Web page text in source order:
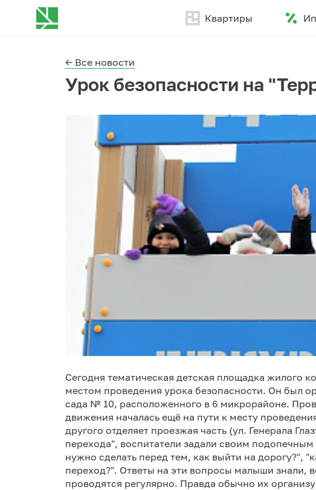
Квартиры
← Все новости
Урок безопасности на
Сегодня тематическая детская площадка жилого
местом проведения урока безопасности. Он был
сада № 10, расположенного в 6 микрорайоне.
движения началась ещё на пути к месту
другого отделяет проезжая часть (ул. Генерала
перехода", воспитатели задали своим
нужно сделать перед тем, как выйти на дорогу?",
переход?". Ответы на эти вопросы малыши знали,
проводятся регулярно. Правда обычно их